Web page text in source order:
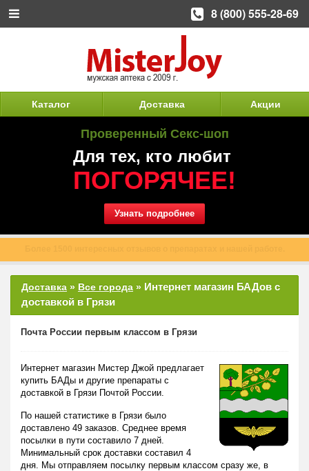
Каталог Доставка Акции
Проверенный Секс-шоп
Для тех, кто любит
ПОГОРЯЧЕЕ!
Узнать подробнее
Доставка » Все города » Интернет магазин БАДов с
доставкой в Грязи
Почта России первым классом в Грязи
Интернет магазин Мистер Джой предлагает
купить БАДы и другие препараты с
доставкой в Грязи Почтой России.
По нашей статистике в Грязи было
доставлено 49 заказов. Среднее время
посылки в пути составило 7 дней.
Минимальный срок доставки составил 4
дня. Мы отправляем посылку первым классом сразу же, в
8 (800) 555-28-69